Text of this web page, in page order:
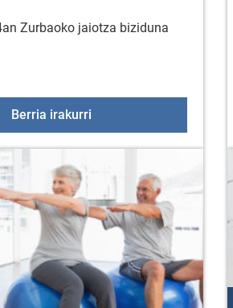
Zurbaoko jaiotza biziduna
Berria irakurri